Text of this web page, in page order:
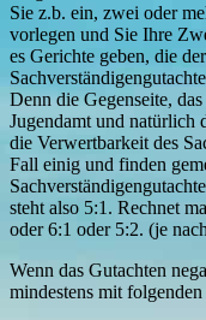
Sie z.b. ein, zwei oder
vorlegen und Sie Ihre
es Gerichte geben, die
Denn die Gegenseite,
Jugendamt und natürlich
die Verwertbarkeit des
Fall einig und finden
steht also 5:1. Rechnet
oder 6:1 oder 5:2. (je
Wenn das Gutachten
mindestens mit